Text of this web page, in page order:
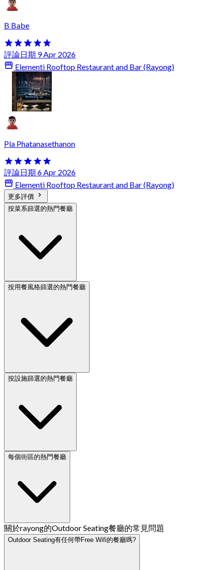
B Babe
評論日期 9 Apr 2026
Elementi Rooftop Restaurant and Bar (Rayong)
Pla Phatanasethanon
評論日期 6 Apr 2026
Elementi Rooftop Restaurant and Bar (Rayong)
更多評價
按菜系篩選的熱門餐廳
按用餐風格篩選的熱門餐廳
按設施篩選的熱門餐廳
每個街區的熱門餐廳
關於rayong的Outdoor Seating餐廳的常見問題
Outdoor Seating有任何帶Free Wifi的餐廳嗎?